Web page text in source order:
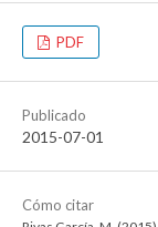
PDF
Publicado
2015-07-01
Cómo citar